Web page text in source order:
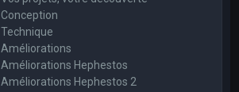
Conception
Technique
Améliorations
Améliorations Hephestos
Améliorations Hephestos 2